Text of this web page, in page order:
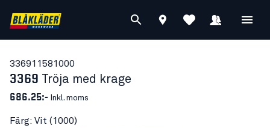
336911581000
3369 Tröja med krage
686.25:- Inkl. moms
Färg: Vit (1000)